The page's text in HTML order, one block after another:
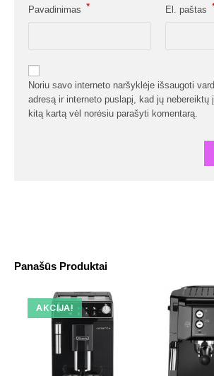
Panašūs Produktai
AKCIJA!
Pavadinimas * El. paštas
Noriu savo interneto naršyklėje išsaugoti
adresą ir interneto puslapį, kad jų nebereiktų
kitą kartą vėl norėsiu parašyti komentarą.